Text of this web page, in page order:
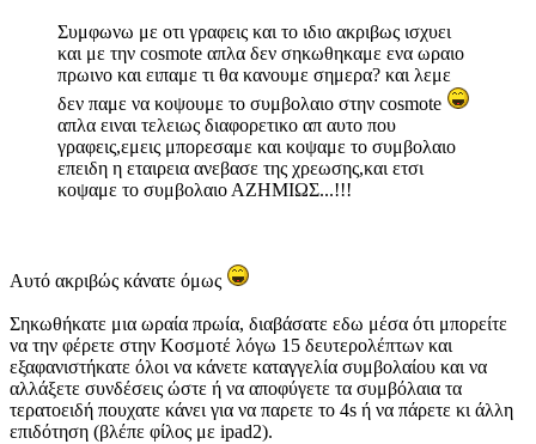
Συμφωνω με οτι γραφεις και το ιδιο ακριβως ισχυει
και με την cosmote απλα δεν σηκωθηκαμε ενα ωραιο
πρωινο και ειπαμε τι θα κανουμε σημερα? και λεμε
δεν παμε να κοψουμε το συμβολαιο στην cosmote
απλα ειναι τελειως διαφορετικο απ αυτο που
γραφεις,εμεις μπορεσαμε και κοψαμε το συμβολαιο
επειδη η εταιρεια ανεβασε της χρεωσης,και ετσι
κοψαμε το συμβολαιο ΑΖΗΜΙΩΣ...!!!
Αυτό ακριβώς κάνατε όμως
Σηκωθήκατε μια ωραία πρωία, διαβάσατε εδω μέσα ότι μπορείτε
να την φέρετε στην Κοσμοτέ λόγω 15 δευτερολέπτων και
εξαφανιστήκατε όλοι να κάνετε καταγγελία συμβολαίου και να
αλλάξετε συνδέσεις ώστε ή να αποφύγετε τα συμβόλαια τα
τερατοειδή πουχατε κάνει για να παρετε το 4s ή να πάρετε κι άλλη
επιδότηση (βλέπε φίλος με ipad2).